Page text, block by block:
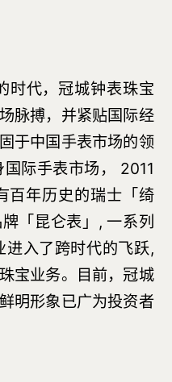
时代，冠城钟表珠宝
脉搏，并紧贴国际经
于中国手表市场的领
际手表市场， 2011
百年历史的瑞士「绮
「昆仑表」, 一系列
进入了跨时代的飞跃,
宝业务。目前，冠城
明形象已广为投资者